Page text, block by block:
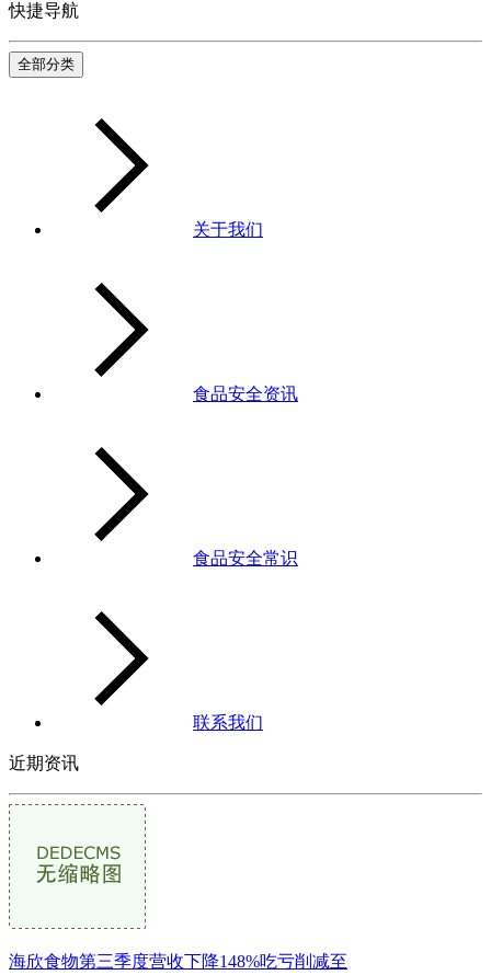
快捷导航
全部分类
关于我们
食品安全资讯
食品安全常识
联系我们
近期资讯
海欣食物第三季度营收下降148%吃亏削减至